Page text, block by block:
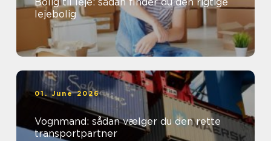
lejebolig
01. June 2026
Vognmand: sådan vælger du den rette
transportpartner